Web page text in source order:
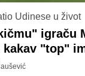
Udinese u život
igraču
kakav "top"